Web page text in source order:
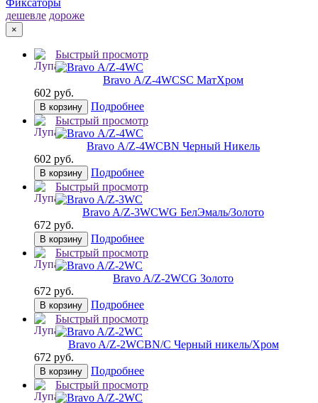
дешевле дороже
×
Быстрый просмотр
Bravo А/Z-4WCSC МатХром
602 руб.
В корзину
Подробнее
Быстрый просмотр
Bravo А/Z-4WCBN Черный Никель
602 руб.
В корзину
Подробнее
Быстрый просмотр
Bravo A/Z-3WCWG БелЭмаль/Золото
672 руб.
В корзину
Подробнее
Быстрый просмотр
Bravo A/Z-2WCG Золото
672 руб.
В корзину
Подробнее
Быстрый просмотр
Bravo A/Z-2WCBN/C Черный никель/Хром
672 руб.
В корзину
Подробнее
Быстрый просмотр